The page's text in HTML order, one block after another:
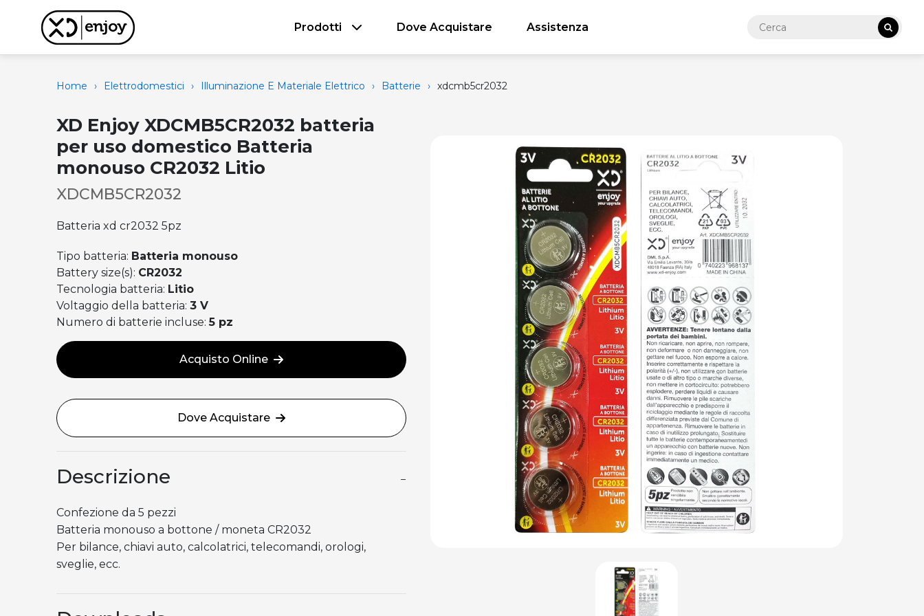
Prodotti Dove Acquistare Assistenza
Home › Elettrodomestici › Illuminazione E Materiale Elettrico › Batterie › xdcmb5cr2032
XD Enjoy XDCMB5CR2032 batteria
per uso domestico Batteria
monouso CR2032 Litio
XDCMB5CR2032
Batteria xd cr2032 5pz
Tipo batteria: Batteria monouso
Battery size(s): CR2032
Tecnologia batteria: Litio
Voltaggio della batteria:3 V
Numero di batterie incluse:5 pz
Acquisto Online
Dove Acquistare
Descrizione −
Confezione da 5 pezzi
Batteria monouso a bottone / moneta CR2032
Per bilance, chiavi auto, calcolatrici, telecomandi, orologi,
sveglie, ecc.